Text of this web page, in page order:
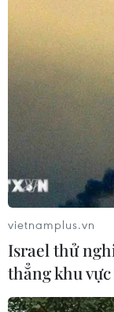
vietnamplus.vn
Israel thử
thẳng khu